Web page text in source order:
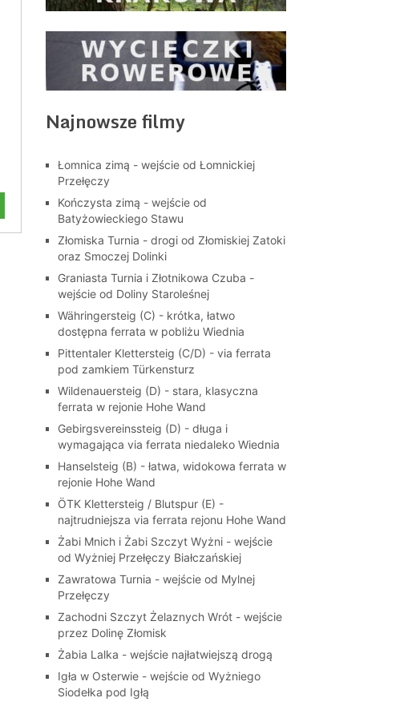
Najnowsze filmy
Łomnica zimą - wejście od Łomnickiej
Przełęczy
Kończysta zimą - wejście od
Batyżowieckiego Stawu
Złomiska Turnia - drogi od Złomiskiej Zatoki
oraz Smoczej Dolinki
Graniasta Turnia i Złotnikowa Czuba -
wejście od Doliny Staroleśnej
Währingersteig (C) - krótka, łatwo
dostępna ferrata w pobliżu Wiednia
Pittentaler Klettersteig (C/D) - via ferrata
pod zamkiem Türkensturz
Wildenauersteig (D) - stara, klasyczna
ferrata w rejonie Hohe Wand
Gebirgsvereinssteig (D) - długa i
wymagająca via ferrata niedaleko Wiednia
Hanselsteig (B) - łatwa, widokowa ferrata w
rejonie Hohe Wand
ÖTK Klettersteig / Blutspur (E) -
najtrudniejsza via ferrata rejonu Hohe Wand
Żabi Mnich i Żabi Szczyt Wyżni - wejście
od Wyżniej Przełęczy Białczańskiej
Zawratowa Turnia - wejście od Mylnej
Przełęczy
Zachodni Szczyt Żelaznych Wrót - wejście
przez Dolinę Złomisk
Żabia Lalka - wejście najłatwiejszą drogą
Igła w Osterwie - wejście od Wyżniego
Siodełka pod Igłą